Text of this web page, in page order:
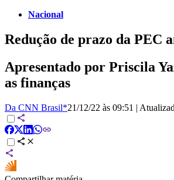
Nacional
Redução de prazo da PEC
Apresentado por Priscila
as finanças
Da CNN Brasil*21/12/22 às 09:51 |